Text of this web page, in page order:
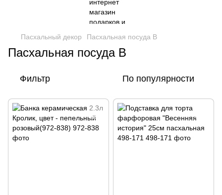
Пасхальный декор Пасхальная посуда В
Пасхальная посуда В
Фильтр По популярности